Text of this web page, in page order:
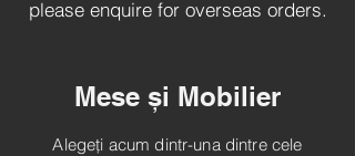
please enquire for overseas orders.
Mese și Mobilier
Alegeți acum dintr-una dintre cele